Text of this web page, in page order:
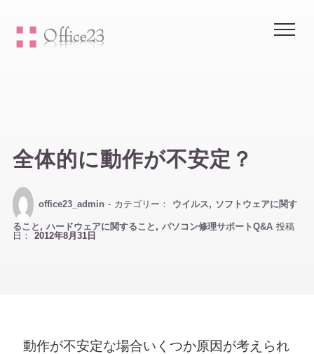
全体的に動作が不安定？
office23_admin - カテゴリー： ウイルス, ソフトウェアに関す
ること , ハードウェアに関すること , パソコン修理サポートQ&A投稿
日： 2012年8月31日
動作が不安定な場合いくつか原因が考えられ